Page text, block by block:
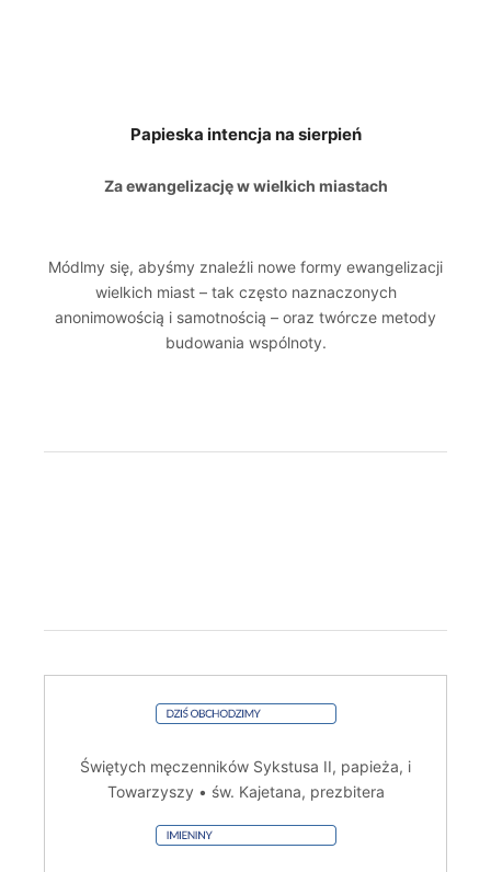
Papieska intencja na sierpień
Za ewangelizację w wielkich miastach
Módlmy się, abyśmy znaleźli nowe formy ewangelizacji
wielkich miast – tak często naznaczonych
anonimowością i samotnością – oraz twórcze metody
budowania wspólnoty.
Świętych męczenników Sykstusa II, papieża, i
Towarzyszy • św. Kajetana, prezbitera